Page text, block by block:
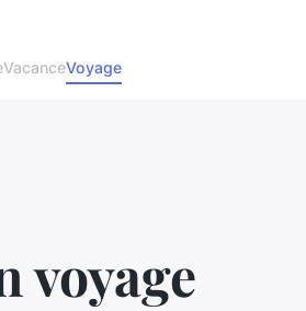
VacanceVoyage
voyage